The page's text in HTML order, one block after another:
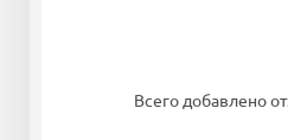
Всего добавлено